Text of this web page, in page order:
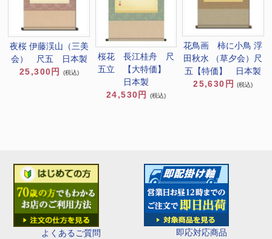
よくあるご質問 即応対応商品
夜桜 伊藤渓山（三美
会） 尺五 日本製
25,300円
(税込)
桜花 長江桂舟 尺
五立 【大特価】
日本製
24,530円
(税込)
花鳥画 柿に小鳥 浮
田秋水 （草夕会）尺
五【特価】 日本製
25,630円
(税込)